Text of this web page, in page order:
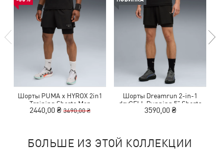
Шорты PUMA x HYROX 2in1
Training Shorts Men
2440,00 ₴ 3490,00 ₴
Шорты Dreamrun 2-in-1
dryCELL Running 5" Shorts
Men
3590,00 ₴
БОЛЬШЕ ИЗ ЭТОЙ КОЛЛЕКЦИИ